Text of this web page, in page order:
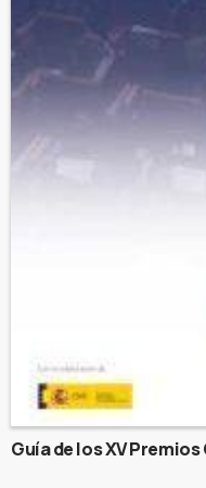
Guía de los XV